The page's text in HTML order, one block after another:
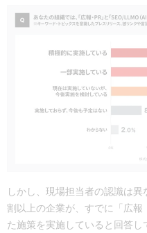
しかし、現場担当者の認識は異
割以上の企業が、すでに「広
た施策を実施している と回答し